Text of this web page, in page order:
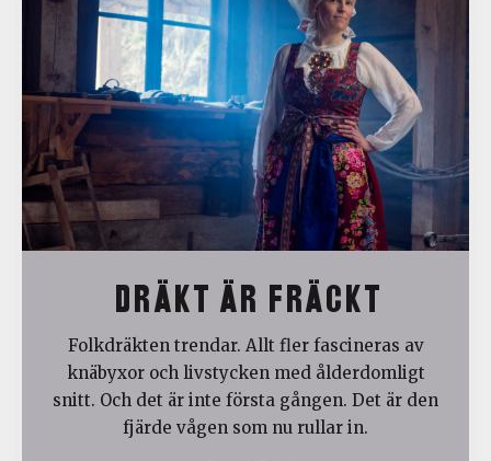
DRÄKT ÄR FRÄCKT
Folkdräkten trendar. Allt fler fascineras av
knäbyxor och livstycken med ålderdomligt
snitt. Och det är inte första gången. Det är den
fjärde vågen som nu rullar in.